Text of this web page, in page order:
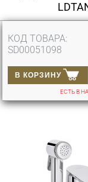
КОД ТОВАРА:
SD00051098
В КОРЗИНУ
ЕСТЬ В